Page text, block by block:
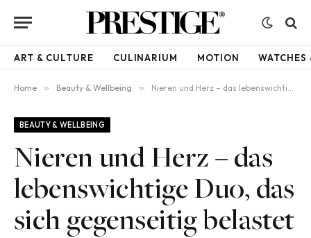
ART & CULTURE CULINARIUM MOTION WATCHES
Home » Beauty & Wellbeing » Nieren und Herz – das lebenswichtige Duo, das sich gegenseitig belastet
BEAUTY & WELLBEING
Nieren und Herz – das
lebenswichtige Duo, das
sich gegenseitig belastet